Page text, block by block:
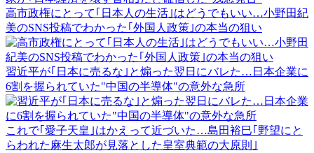
高市政権にとって｢日本人の生活｣はどうでもいい…小野田紀
美のSNS投稿でわかった｢外国人政策｣の本当の狙い
習近平が｢日本に売るな｣と煽った翌日にバレた…日本企業に
6割を握られていた"中国の半導体"の意外な急所
これで｢愛子天皇｣はかえって近づいた…島田裕巳｢野望にと
らわれた麻生太郎が見落とした皇室典範の大原則｣